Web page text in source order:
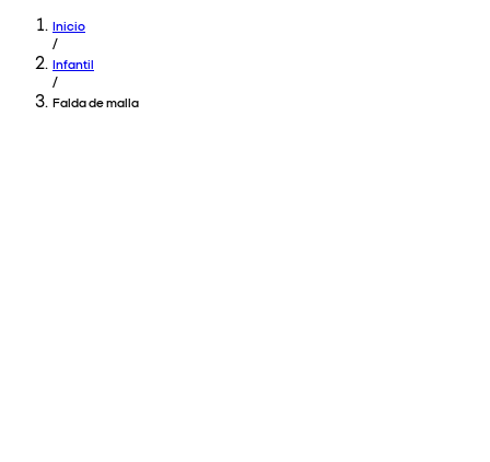
Inicio
/
Infantil
/
Falda de malla